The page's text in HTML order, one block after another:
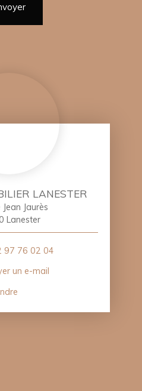
LANESTER
Jaurès
Lanester
97 76 02 04
un e-mail